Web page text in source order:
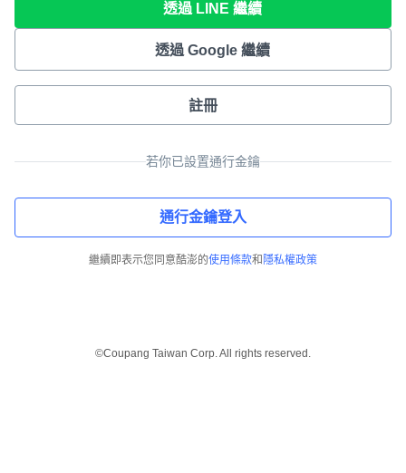
透過 LINE 繼續
透過 Google 繼續
註冊
若你已設置通行金鑰
通行金鑰登入
繼續即表示您同意酷澎的使用條款和 隱私權政策
©Coupang Taiwan Corp. All rights reserved.